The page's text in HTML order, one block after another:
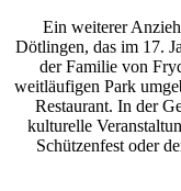
Ein weiterer
Dötlingen, das im 17.
der Familie von
weitläufigen Park
Restaurant. In der
kulturelle
Schützenfest oder